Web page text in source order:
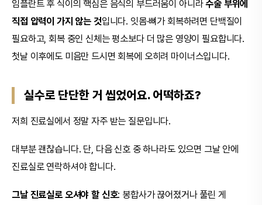
임플란트 후 식이의 핵심은 음식의 부드러움이 아니라수술 부위에
직접 압력이 가지 않는 것입니다. 잇몸·뼈가 회복하려면 단백질이
필요하고, 회복 중인 신체는 평소보다 더 많은 영양이 필요합니다.
첫날 이후에도 미음만 드시면 회복에 오히려 마이너스입니다.
실수로 단단한 거 씹었어요. 어떡하죠?
저희 진료실에서 정말 자주 받는 질문입니다.
대부분 괜찮습니다. 단, 다음 신호 중 하나라도 있으면 그날 안에
진료실로 연락하셔야 합니다.
그날 진료실로 오셔야 할 신호: 봉합사가 끊어졌거나 풀린 게